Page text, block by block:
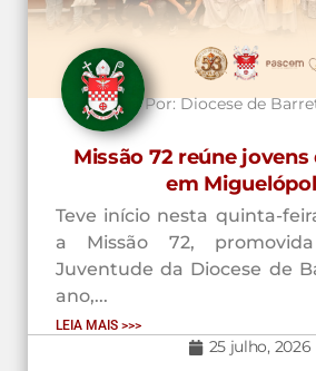
Por:Diocese de
Missão 72 reúne jovens
em
Teve início nesta quinta-
a Missão 72,
Juventude da Diocese de
ano,...
LEIA MAIS >>>
25 julho, 2026